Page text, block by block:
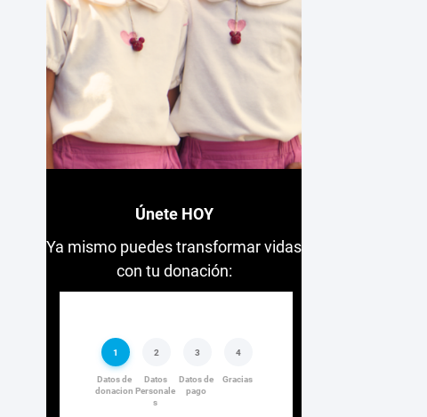
Únete HOY
Ya mismo puedes transformar vidas
con tu donación: